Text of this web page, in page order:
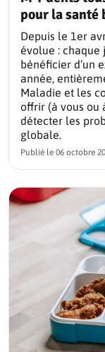
pour la santé
Depuis le 1er
évolue : chaque
bénéficier d’un
année,
Maladie et les
offrir (à vous ou
détecter les
globale.
Publié le 06 octobre